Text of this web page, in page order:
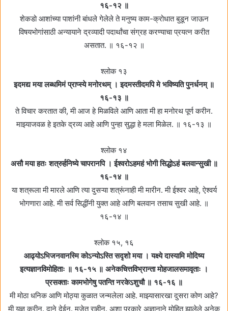
१६-१२ ॥
शेकडो आशांच्या पाशांनी बांधले गेलेले ते मनुष्य काम-क्रोधात बुडून जाऊन
विषयभोगांसाठी अन्यायाने द्रव्यादी पदार्थांचा संग्रह करण्याचा प्रयत्‍न करीत
असतात. ॥ १६-१२ ॥
श्लोक १३
इदमद्य मया लब्धमिमं प्राप्स्ये मनोरथम्‌ । इदमस्तीदमपि मे भविष्यति पुनर्धनम्‌ ॥
१६-१३ ॥
ते विचार करतात की, मी आज हे मिळविले आणि आता मी हा मनोरथ पूर्ण करीन.
माझ्याजवळ हे इतके द्रव्य आहे आणि पुन्हा सुद्धा हे मला मिळेल. ॥ १६-१३ ॥
श्लोक १४
असौ मया हतः शत्रुर्हनिष्ये चापरानपि । ईश्वरोऽहमहं भोगी सिद्धोऽहं बलवान्सुखी ॥
१६-१४ ॥
या शत्रूला मी मारले आणि त्या दुसऱ्या शत्रूंनाही मी मारीन. मी ईश्वर आहे, ऐश्वर्य
भोगणारा आहे. मी सर्व सिद्धींनी युक्त आहे आणि बलवान तसाच सुखी आहे. ॥
१६-१४ ॥
श्लोक १५, १६
आढ्योऽभिजनवानस्मि कोऽन्योऽस्ति सदृशो मया । यक्ष्ये दास्यामि मोदिष्य
इत्यज्ञानविमोहिताः ॥ १६-१५ ॥ अनेकचित्तविभ्रान्ता मोहजालसमावृताः ।
प्रसक्ताः कामभोगेषु पतन्ति नरकेऽशुचौ ॥ १६-१६ ॥
मी मोठा धनिक आणि मोठ्या कुळात जन्मलेला आहे. माझ्यासारखा दुसरा कोण आहे?
मी यज्ञ करीन. दाने देईन. मजेत राहीन. अशा प्रकारे अज्ञानाने मोहित झालेले अनेक